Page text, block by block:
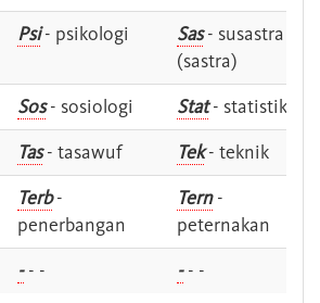
Psi- psikologi Sas- susastra -
(sastra)
Sos- sosiologi Stat- statistik
Tas- tasawuf Tek- teknik
Terb-
penerbangan
Tern-
peternakan
-- - -- -